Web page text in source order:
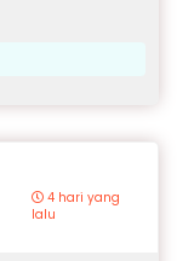
4 hari yang
lalu